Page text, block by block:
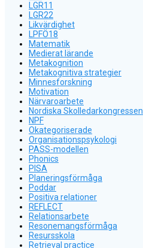
LGR11
LGR22
Likvärdighet
LPFÖ18
Matematik
Medierat lärande
Metakognition
Metakognitiva strategier
Minnesforskning
Motivation
Närvaroarbete
Nordiska Skolledarkongressen
NPF
Okategoriserade
Organisationspsykologi
PASS-modellen
Phonics
PISA
Planeringsförmåga
Poddar
Positiva relationer
REFLECT
Relationsarbete
Resonemangsförmåga
Resursskola
Retrieval practice